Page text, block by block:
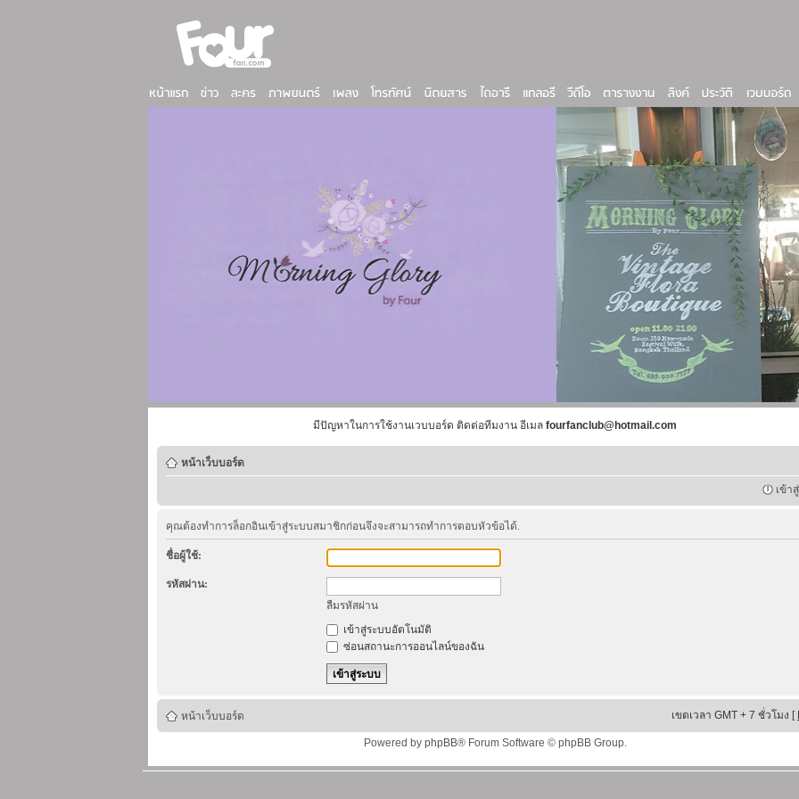
มีปัญหาในการใช้งานเวบบอร์ด ติดต่อทีมงาน อีเมล fourfanclub@hotmail.com
หน้าเว็บบอร์ด
เข้า
คุณต้องทำการล็อกอินเข้าสู่ระบบสมาชิกก่อนจึงจะสามารถทำการตอบหัวข้อได้.
ชื่อผู้ใช้:
รหัสผ่าน:
ลืมรหัสผ่าน
เข้าสู่ระบบอัตโนมัติ
ซ่อนสถานะการออนไลน์ของฉัน
หน้าเว็บบอร์ด เขตเวลา GMT + 7 ชั่วโมง [
Powered by phpBB® Forum Software © phpBB Group.